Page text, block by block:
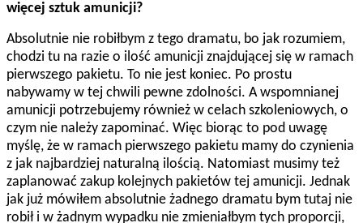
więcej sztuk amunicji?
Absolutnie nie robiłbym z tego dramatu, bo jak rozumiem,
chodzi tu na razie o ilość amunicji znajdującej się w ramach
pierwszego pakietu. To nie jest koniec. Po prostu
nabywamy w tej chwili pewne zdolności. A wspomnianej
amunicji potrzebujemy również w celach szkoleniowych, o
czym nie należy zapominać. Więc biorąc to pod uwagę
myślę, że w ramach pierwszego pakietu mamy do czynienia
z jak najbardziej naturalną ilością. Natomiast musimy też
zaplanować zakup kolejnych pakietów tej amunicji. Jednak
jak już mówiłem absolutnie żadnego dramatu bym tutaj nie
robił i w żadnym wypadku nie zmieniałbym tych proporcji,